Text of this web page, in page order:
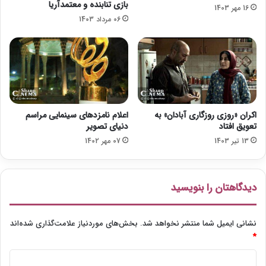
ا
ا
ف
ا
ش
ک
ر
د
ی‌
و
ن
16 مهر 1403
بازی تنابنده و معتمدآریا
06 مرداد 1403
اکران «روزی روزگاری آبادان» به
تعویق افتاد
13 تیر 1403
اعلام نامزدهای سینمایی مراسم
دنیای تصویر
07 مهر 1402
دیدگاهتان را بنویسید
نشانی ایمیل شما منتشر نخواهد شد. بخش‌های موردنیاز علامت‌گذاری شده‌اند
*